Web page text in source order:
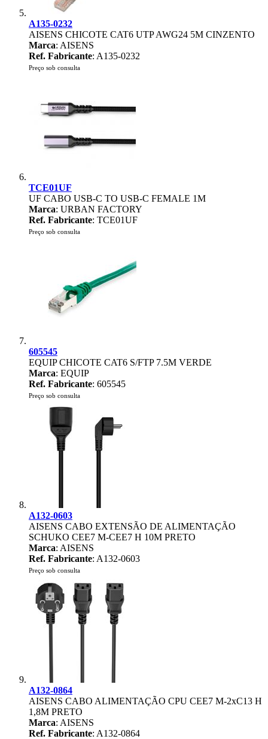
A135-0232
AISENS CHICOTE CAT6 UTP AWG24 5M CINZENTO
Marca: AISENS
Ref. Fabricante: A135-0232
Preço sob consulta
TCE01UF
UF CABO USB-C TO USB-C FEMALE 1M
Marca: URBAN FACTORY
Ref. Fabricante: TCE01UF
Preço sob consulta
605545
EQUIP CHICOTE CAT6 S/FTP 7.5M VERDE
Marca: EQUIP
Ref. Fabricante: 605545
Preço sob consulta
A132-0603
AISENS CABO EXTENSÃO DE ALIMENTAÇÃO
SCHUKO CEE7 M-CEE7 H 10M PRETO
Marca: AISENS
Ref. Fabricante: A132-0603
Preço sob consulta
A132-0864
AISENS CABO ALIMENTAÇÃO CPU CEE7 M-2xC13 H
1,8M PRETO
Marca: AISENS
Ref. Fabricante: A132-0864